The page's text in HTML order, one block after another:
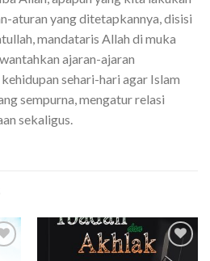
aturan yang ditetapkannya, disisi
mandataris Allah di muka
ajaran-ajaran
sehari-hari agar Islam
sempurna, mengatur relasi
sekaligus.